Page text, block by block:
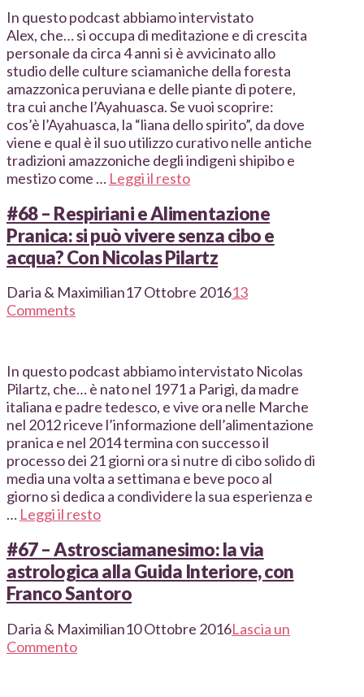
In questo podcast abbiamo intervistato
Alex, che… si occupa di meditazione e di crescita
personale da circa 4 anni si è avvicinato allo
studio delle culture sciamaniche della foresta
amazzonica peruviana e delle piante di potere,
tra cui anche l’Ayahuasca. Se vuoi scoprire:
cos’è l’Ayahuasca, la “liana dello spirito”, da dove
viene e qual è il suo utilizzo curativo nelle antiche
tradizioni amazzoniche degli indigeni shipibo e
mestizo come … Leggi il resto
#68 – Respiriani e Alimentazione
Pranica: si può vivere senza cibo e
acqua? Con Nicolas Pilartz
Daria & Maximilian17 Ottobre 201613
Comments
In questo podcast abbiamo intervistato Nicolas
Pilartz, che… è nato nel 1971 a Parigi, da madre
italiana e padre tedesco, e vive ora nelle Marche
nel 2012 riceve l’informazione dell’alimentazione
pranica e nel 2014 termina con successo il
processo dei 21 giorni ora si nutre di cibo solido di
media una volta a settimana e beve poco al
giorno si dedica a condividere la sua esperienza e
… Leggi il resto
#67 – Astrosciamanesimo: la via
astrologica alla Guida Interiore, con
Franco Santoro
Daria & Maximilian10 Ottobre 2016Lascia un
Commento